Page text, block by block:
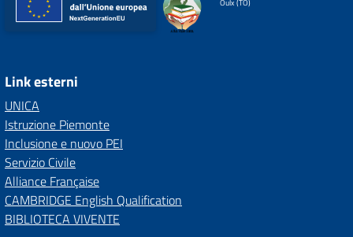
Oulx (TO)
Link esterni
UNICA
Istruzione Piemonte
Inclusione e nuovo PEI
Servizio Civile
Alliance Française
CAMBRIDGE English Qualification
BIBLIOTECA VIVENTE